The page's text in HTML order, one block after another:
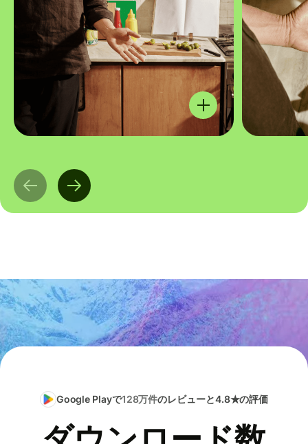
Google Playで128万件のレビューと4.8★の評価